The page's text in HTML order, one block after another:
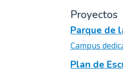
Proyectos
Parque de
Campus
Plan de